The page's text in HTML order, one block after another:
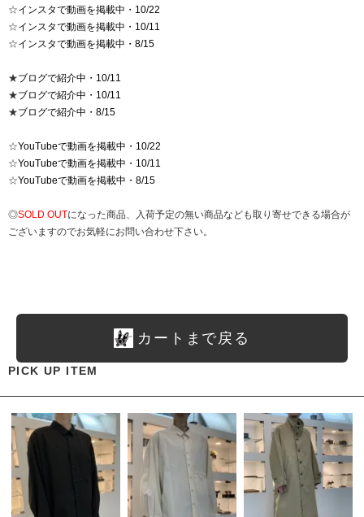
☆インスタで動画を掲載中・10/22
☆インスタで動画を掲載中・10/11
☆インスタで動画を掲載中・8/15
★ブログで紹介中・10/11
★ブログで紹介中・10/11
★ブログで紹介中・8/15
☆YouTubeで動画を掲載中・10/22
☆YouTubeで動画を掲載中・10/11
☆YouTubeで動画を掲載中・8/15
◎SOLD OUTになった商品、入荷予定の無い商品なども取り寄せできる場合が
ございますのでお気軽にお問い合わせ下さい。
カートまで戻る
PICK UP ITEM